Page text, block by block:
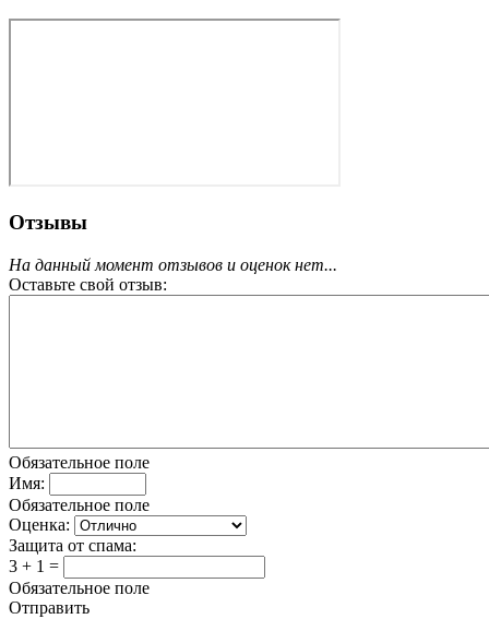
Отзывы
На данный момент отзывов и оценок нет...
Оставьте свой отзыв:
Обязательное поле
Имя:
Обязательное поле
Оценка:
Защита от спама:
3 + 1 =
Обязательное поле
Отправить